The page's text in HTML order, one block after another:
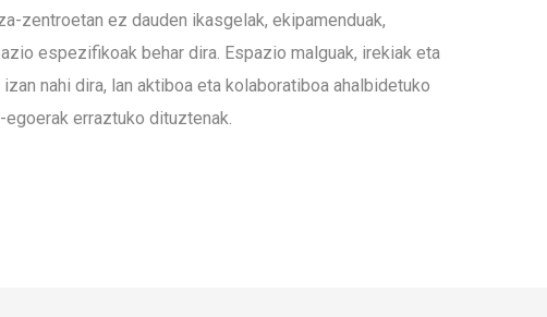
zentroetan ez dauden ikasgelak, ekipamenduak,
espezifikoak behar dira. Espazio malguak, irekiak eta
nahi dira, lan aktiboa eta kolaboratiboa ahalbidetuko
egoerak erraztuko dituztenak.